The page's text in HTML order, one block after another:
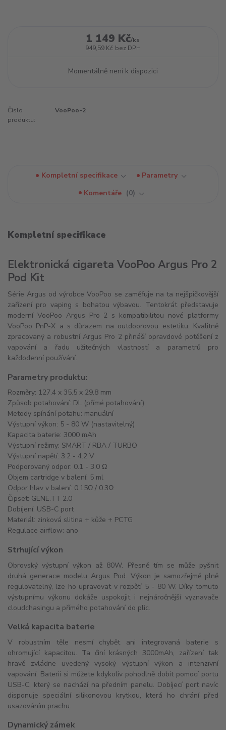
1 149 Kč/ks
949,59 Kč bez DPH
Momentálně není k dispozici
Číslo
produktu:
VooPoo-2
Kompletní specifikace
Parametry
Komentáře
0
Kompletní specifikace
Elektronická cigareta VooPoo Argus Pro 2
Pod Kit
Série Argus od výrobce VooPoo se zaměřuje na ta nejšpičkovější
zařízení pro vaping s bohatou výbavou. Tentokrát představuje
moderní VooPoo Argus Pro 2 s kompatibilitou nové platformy
VooPoo PnP-X a s důrazem na outdoorovou estetiku. Kvalitně
zpracovaný a robustní Argus Pro 2 přináší opravdové potěšení z
vapování a řadu užitečných vlastností a parametrů pro
každodenní používání.
Parametry produktu:
Rozměry: 127.4 x 35.5 x 29.8 mm
Způsob potahování: DL (přímé potahování)
Metody spínání potahu: manuální
Výstupní výkon: 5 - 80 W (nastavitelný)
Kapacita baterie: 3000 mAh
Výstupní režimy: SMART / RBA / TURBO
Výstupní napětí: 3.2 - 4.2 V
Podporovaný odpor: 0.1 - 3.0 Ω
Objem cartridge v balení: 5 ml
Odpor hlav v balení: 0.15Ω / 0.3Ω
Čipset: GENE.TT 2.0
Dobíjení: USB-C port
Materiál: zinková slitina + kůže + PCTG
Regulace airflow: ano
Strhující výkon
Obrovský výstupní výkon až 80W. Přesně tím se může pyšnit
druhá generace modelu Argus Pod. Výkon je samozřejmě plně
regulovatelný, lze ho upravovat v rozpětí 5 - 80 W. Díky tomuto
výstupnímu výkonu dokáže uspokojit i nejnáročnější vyznavače
cloudchasingu a přímého potahování do plic.
Velká kapacita baterie
V robustním těle nesmí chybět ani integrovaná baterie s
ohromující kapacitou. Ta činí krásných 3000mAh, zařízení tak
hravě zvládne uvedený vysoký výstupní výkon a intenzivní
vapování. Baterii si můžete kdykoliv pohodlně dobít pomocí portu
USB-C, který se nachází na předním panelu. Dobíjecí port navíc
disponuje speciální silikonovou krytkou, která ho chrání před
usazováním prachu.
Dynamický zámek